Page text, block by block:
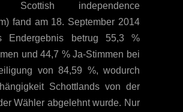
Scottish independence
fand am 18. September 2014
Endergebnis betrug 55,3 %
und 44,7 % Ja-Stimmen bei
von 84,59 %, wodurch
Schottlands von der
Wähler abgelehnt wurde. Nur